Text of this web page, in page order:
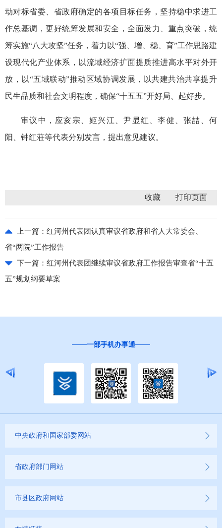
动对标省委、省政府确定的各项目标任务，坚持稳中求进工
作总基调，更好统筹发展和安全，全面发力、重点突破，统
筹实施“八大攻坚”任务，着力以“强、增、稳、育”工作思路建
设现代化产业体系，以流域经济扩面提质推进高水平对外开
放，以“五域联动”推动区域协调发展，以共建共治共享提升
民生品质和社会文明程度，确保“十五五”开好局、起好步。
审议中，应亥宗、姬兴江、尹显红、李健、张喆、何
阳、钟红荘等代表分别发言，提出意见建议。
收藏
上一篇： 红河州代表团认真审议省政府和省人大常委会、
省“两院”工作报告
下一篇： 红河州代表团继续审议省政府工作报告审查省“十五
五”规划纲要草案
“互联网+督查”
中央政府和国家部委网站
省政府部门网站
市县区政府网站